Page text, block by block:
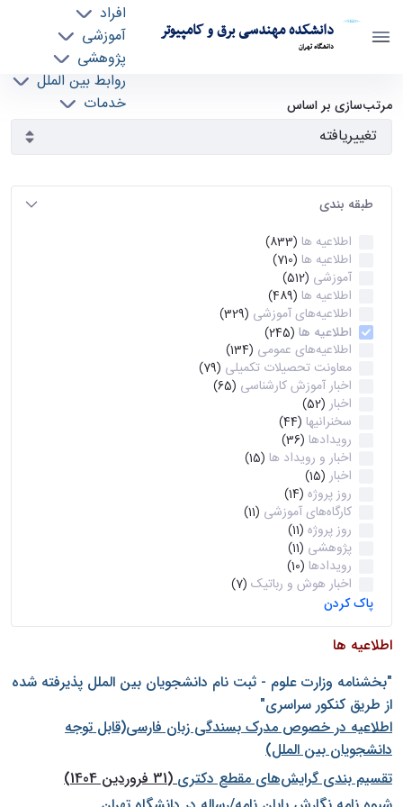
دانشکده مهندسی برق و کامپیوتر
دانشگاه تهران
افراد
آموزشی
پژوهشی
روابط بین الملل
خدمات
آرشیو اطلاعیه ها - ece- دانشکده مهندسی برق و
کامپیوتر
مرتب‌سازی بر اساس
طبقه بندی
اطلاعیه ها (833)
اطلاعیه ها (710)
آموزشی (512)
اطلاعیه ها (489)
اطلاعیه‌های‌ آموزشی (329)
اطلاعیه ها (245)
اطلاعیه‌های عمومی (134)
معاونت تحصیلات تکمیلی (79)
اخبار آموزش کارشناسی (65)
اخبار (52)
سخنرانیها (44)
رویدادها (36)
اخبار و رویداد ها (15)
اخبار (15)
روز پروژه (14)
کارگاه‌های آموزشی (11)
روز پروژه (11)
پژوهشی (11)
رویدادها (10)
اخبار هوش و رباتیک (7)
پاک کردن
اطلاعیه ها
"بخشنامه وزارت علوم - ثبت نام دانشجويان بين الملل پذيرفته شده
از طريق كنكور سراسری"
اطلاعیه در خصوص مدرک بسندگی زبان فارسی(قابل توجه
دانشجویان بین الملل)
تقسیم بندی گرایش‌های مقطع دکتری(31 فروردین 1404)